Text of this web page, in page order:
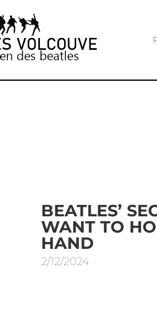
BEATLES’
WANT TO
HAND
2/12/2024